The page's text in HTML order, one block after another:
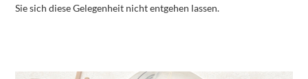
Sie sich diese Gelegenheit nicht entgehen lassen.